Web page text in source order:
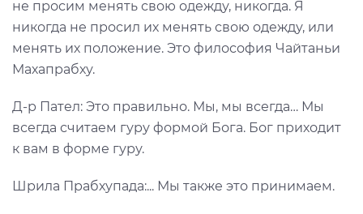
не просим менять свою одежду, никогда. Я
никогда не просил их менять свою одежду, или
менять их положение. Это философия Чайтаньи
Махапрабху.
Д-р Пател: Это правильно. Мы, мы всегда… Мы
всегда считаем гуру формой Бога. Бог приходит
к вам в форме гуру.
Шрила Прабхупада:... Мы также это принимаем.